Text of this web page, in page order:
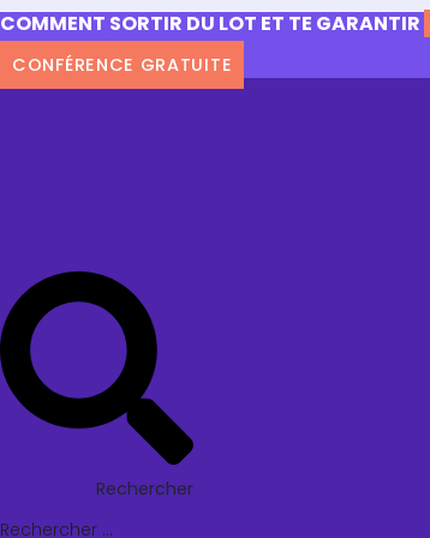
COMMENT SORTIR DU LOT ET TE GARANTIR
CONFÉRENCE GRATUITE
Rechercher